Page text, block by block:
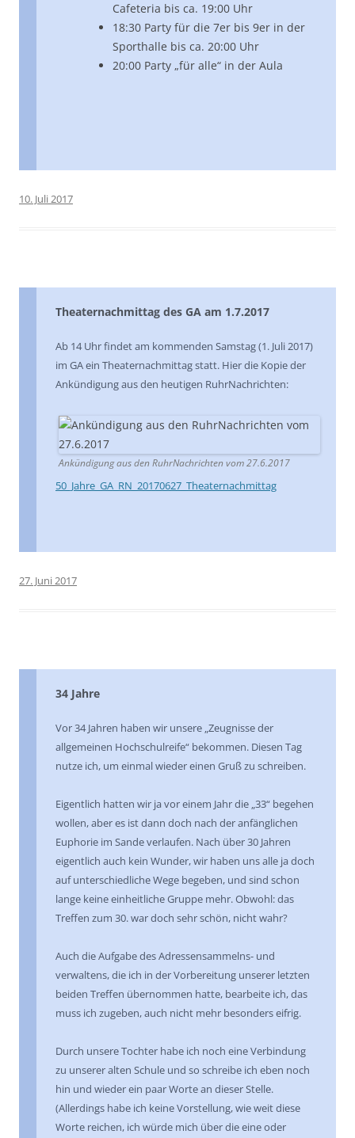
Cafeteria bis ca. 19:00 Uhr
18:30 Party für die 7er bis 9er in der
Sporthalle bis ca. 20:00 Uhr
20:00 Party „für alle“ in der Aula
10. Juli 2017
Theaternachmittag des GA am 1.7.2017
Ab 14 Uhr findet am kommenden Samstag (1. Juli 2017)
im GA ein Theaternachmittag statt. Hier die Kopie der
Ankündigung aus den heutigen RuhrNachrichten:
Ankündigung aus den RuhrNachrichten vom 27.6.2017
50_Jahre_GA_RN_20170627_Theaternachmittag
27. Juni 2017
34 Jahre
Vor 34 Jahren haben wir unsere „Zeugnisse der
allgemeinen Hochschulreife“ bekommen. Diesen Tag
nutze ich, um einmal wieder einen Gruß zu schreiben.
Eigentlich hatten wir ja vor einem Jahr die „33“ begehen
wollen, aber es ist dann doch nach der anfänglichen
Euphorie im Sande verlaufen. Nach über 30 Jahren
eigentlich auch kein Wunder, wir haben uns alle ja doch
auf unterschiedliche Wege begeben, und sind schon
lange keine einheitliche Gruppe mehr. Obwohl: das
Treffen zum 30. war doch sehr schön, nicht wahr?
Auch die Aufgabe des Adressensammelns- und
verwaltens, die ich in der Vorbereitung unserer letzten
beiden Treffen übernommen hatte, bearbeite ich, das
muss ich zugeben, auch nicht mehr besonders eifrig.
Durch unsere Tochter habe ich noch eine Verbindung
zu unserer alten Schule und so schreibe ich eben noch
hin und wieder ein paar Worte an dieser Stelle.
(Allerdings habe ich keine Vorstellung, wie weit diese
Worte reichen, ich würde mich über die eine oder